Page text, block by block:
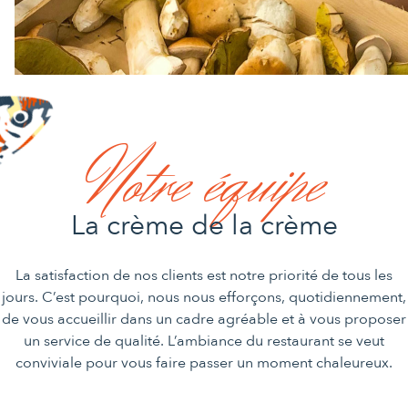
Notre équipe
La crème de la crème
La satisfaction de nos clients est notre priorité de tous les
jours. C’est pourquoi, nous nous efforçons, quotidiennement,
de vous accueillir dans un cadre agréable et à vous proposer
un service de qualité. L’ambiance du restaurant se veut
conviviale pour vous faire passer un moment chaleureux.